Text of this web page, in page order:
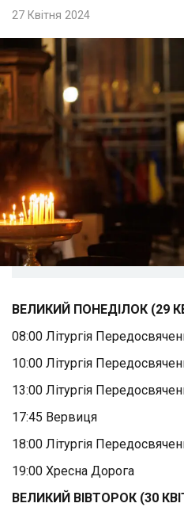
27 Квітня 2024
ВЕЛИКИЙ ПОНЕДІЛОК (29
08:00 Літургія
10:00 Літургія
13:00 Літургія
17:45 Вервиця
18:00 Літургія
19:00 Хресна Дорога
ВЕЛИКИЙ ВІВТОРОК (30